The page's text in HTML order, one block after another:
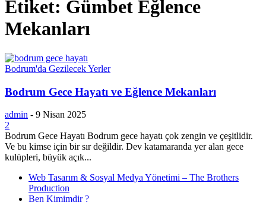
Etiket: Gümbet Eğlence
Mekanları
Bodrum'da Gezilecek Yerler
Bodrum Gece Hayatı ve Eğlence Mekanları
admin - 9 Nisan 2025
2
Bodrum Gece Hayatı Bodrum gece hayatı çok zengin ve çeşitlidir.
Ve bu kimse için bir sır değildir. Dev katamaranda yer alan gece
kulüpleri, büyük açık...
Web Tasarım & Sosyal Medya Yönetimi – The Brothers
Production
Ben Kimimdir ?